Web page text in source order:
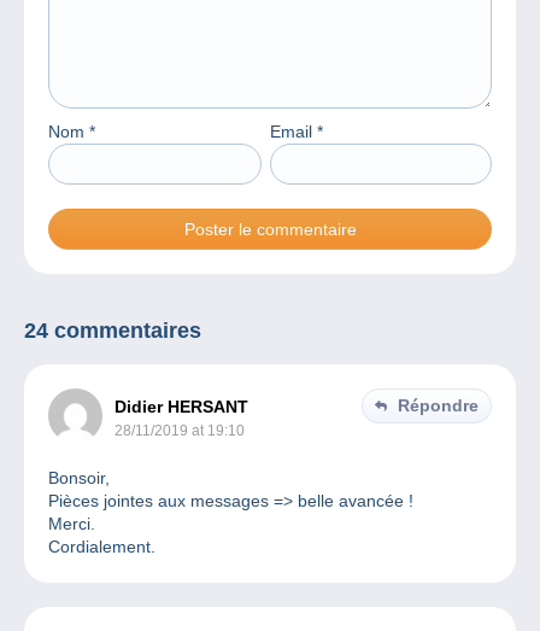
Nom * Email *
24 commentaires
Didier HERSANT
28/11/2019 at 19:10
Répondre
Bonsoir,
Pièces jointes aux messages => belle avancée !
Merci.
Cordialement.